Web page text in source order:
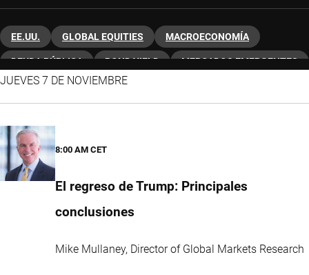
EE.UU. GLOBAL EQUITIES MACROECONOMÍA
DEUDA PÚBLICA BOND YIELD MERCADOS EMERGENTES
JUEVES 7 DE NOVIEMBRE
8:00 AM CET
El regreso de Trump: Principales
conclusiones
Mike Mullaney, Director of Global Markets Research